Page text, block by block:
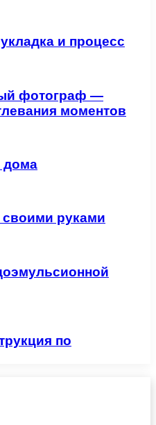
и процесс
фотограф —
моментов
дома
руками
по